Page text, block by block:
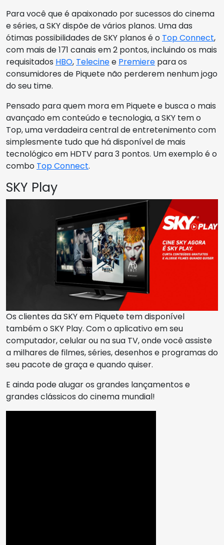
Para você que é apaixonado por sucessos do cinema
e séries, a SKY dispõe de vários planos. Uma das
ótimas possibilidades de SKY planos é o Top Connect,
com mais de 171 canais em 2 pontos, incluindo os mais
requisitados HBO, Telecinee Premiere para os
consumidores de Piquete não perderem nenhum jogo
do seu time.
Pensado para quem mora em Piquete e busca o mais
avançado em conteúdo e tecnologia, a SKY tem o
Top, uma verdadeira central de entretenimento com
simplesmente tudo que há disponível de mais
tecnológico em HDTV para 3 pontos. Um exemplo é o
combo Top Connect.
SKY Play
Os clientes da SKY em Piquete tem disponível
também o SKY Play. Com o aplicativo em seu
computador, celular ou na sua TV, onde você assiste
a milhares de filmes, séries, desenhos e programas do
seu pacote de graça e quando quiser.
E ainda pode alugar os grandes lançamentos e
grandes clássicos do cinema mundial!